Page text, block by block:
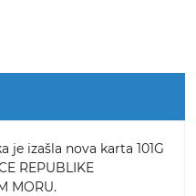
je izašla nova karta 101G
REPUBLIKE
MORU.